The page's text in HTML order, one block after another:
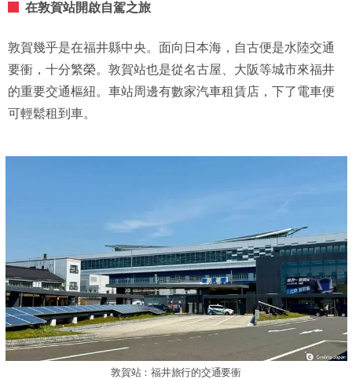
在敦賀站開啟自駕之旅
敦賀幾乎是在福井縣中央。面向日本海，自古便是水陸交通
要衝，十分繁榮。敦賀站也是從名古屋、大阪等城市來福井
的重要交通樞紐。車站周邊有數家汽車租賃店，下了電車便
可輕鬆租到車。
敦賀站：福井旅行的交通要衝